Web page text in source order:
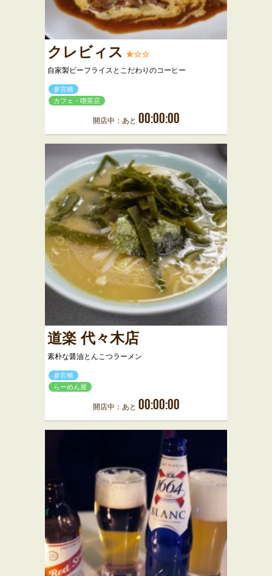
クレビィス ★☆☆
自家製ビーフライスとこだわりのコーヒー
参宮橋
カフェ・喫茶店
開店中：あと 00:00:00
道楽 代々木店
素朴な醤油とんこつラーメン
参宮橋
らーめん屋
開店中：あと 00:00:00